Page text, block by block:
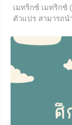
เมทริกซ์ เมทริกซ์
ตัวแปร สามารถน
แก้แบบกำจัดตัวแ
ตัวอย่างการเขีย
หน้าคือ จำนวนแ
ในแนวนอนว่า แ
ทริกซ์ข้างต้นจะได้